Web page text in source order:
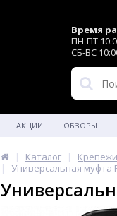
Время
ПН-ПТ
СБ-ВС
АКЦИИ ОБЗОРЫ
Каталог
Универсальная муфта